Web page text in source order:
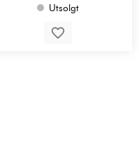
Utsolgt